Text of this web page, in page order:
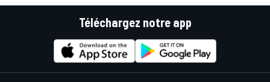
Téléchargez notre app